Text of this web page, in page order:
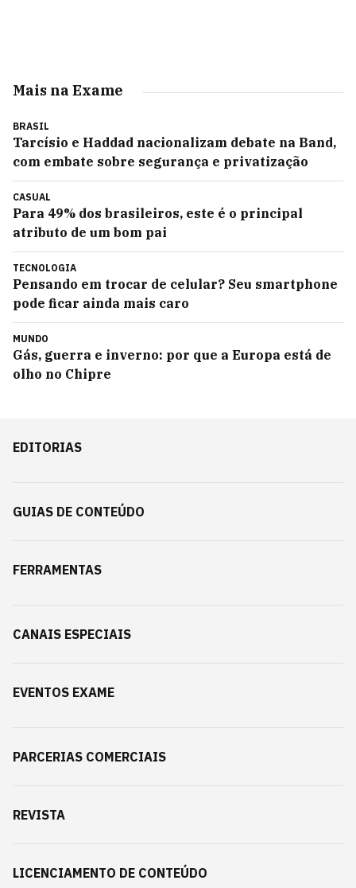
Mais na Exame
BRASIL
Tarcísio e Haddad nacionalizam debate na Band,
com embate sobre segurança e privatização
CASUAL
Para 49% dos brasileiros, este é o principal
atributo de um bom pai
TECNOLOGIA
Pensando em trocar de celular? Seu smartphone
pode ficar ainda mais caro
MUNDO
Gás, guerra e inverno: por que a Europa está de
olho no Chipre
EDITORIAS
GUIAS DE CONTEÚDO
FERRAMENTAS
CANAIS ESPECIAIS
EVENTOS EXAME
PARCERIAS COMERCIAIS
REVISTA
LICENCIAMENTO DE CONTEÚDO